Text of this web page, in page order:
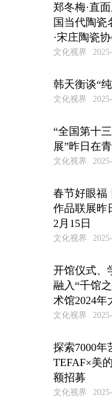
郑冬梅·直
国当代陶瓷
·宋庄陶瓷
文化视界
韩天衡谈“
文化视界
“全国第十
展”昨日在
文化视界
春节好眼福
作品联展昨
2月15日
文化视界
开馆仪式、
融入“千馆
术馆2024年
文化视界
探索7000
TEFAF×美
额招募
文化视界